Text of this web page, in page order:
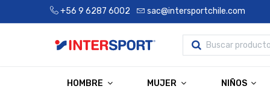
+56 9 6287 6002 sac@intersportchile.com
HOMBRE MUJER NIÑOS